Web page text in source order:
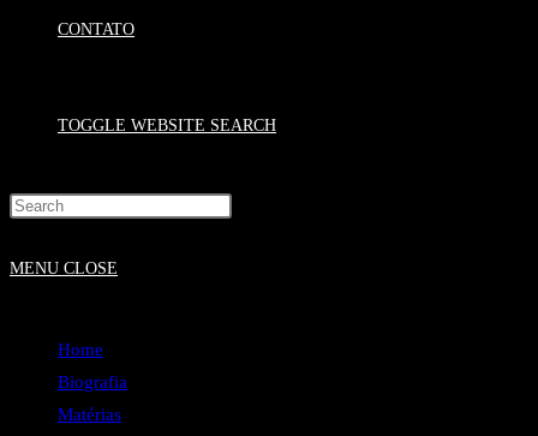
CONTATO
TOGGLE WEBSITE SEARCH
MENU CLOSE
Home
Biografia
Matérias